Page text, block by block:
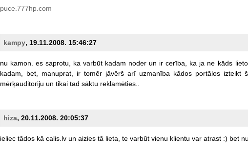
puce.777hp.com
kampy, 19.11.2008. 15:46:27
nu kamon. es saprotu, ka varbūt kadam noder un ir cerība, ka ja ne kāds
kadam,
bet, manuprat, ir tomēr jāvērš arī uzmanība kādos portālos izteikt
mērķauditoriju un tikai tad sāktu reklamēties..
hiza, 20.11.2008. 20:05:37
ieliec tādos kā calis.lv un aizies tā lieta, te varbūt vienu klientu var atrast :) bet nu